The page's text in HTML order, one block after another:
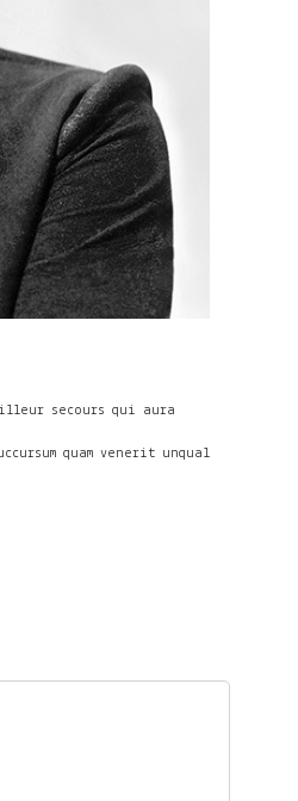
secours qui aura
quam venerit unqual